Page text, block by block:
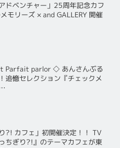
ドベンチャー」25周年記念カフ
モリーズ × and GALLERY 開催
Parfait parlor ◇ あんさんぶる
追憶セレクション『チェックメ
?! カフェ」初開催決定！！ TV
ちぎり?!』のテーマカフェが東